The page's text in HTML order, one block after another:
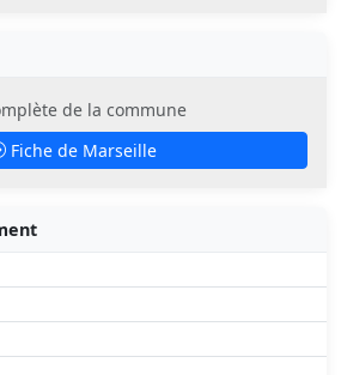
de la commune
Fiche de Marseille